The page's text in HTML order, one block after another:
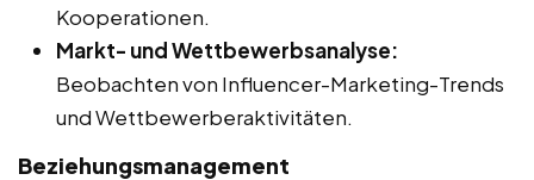
Kooperationen.
Markt- und Wettbewerbsanalyse:
Beobachten von Influencer-Marketing-Trends
und Wettbewerberaktivitäten.
Beziehungsmanagement